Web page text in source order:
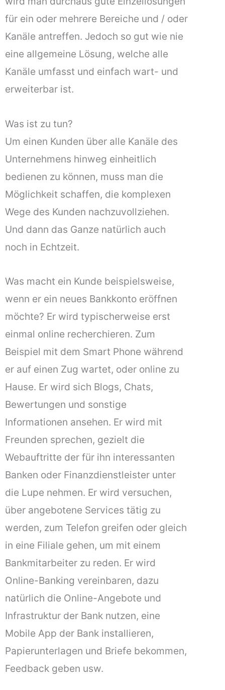
für ein oder mehrere Bereiche und / oder
Kanäle antreffen. Jedoch so gut wie nie
eine allgemeine Lösung, welche alle
Kanäle umfasst und einfach wart- und
erweiterbar ist.
Was ist zu tun?
Um einen Kunden über alle Kanäle des
Unternehmens hinweg einheitlich
bedienen zu können, muss man die
Möglichkeit schaffen, die komplexen
Wege des Kunden nachzuvollziehen.
Und dann das Ganze natürlich auch
noch in Echtzeit.
Was macht ein Kunde beispielsweise,
wenn er ein neues Bankkonto eröffnen
möchte? Er wird typischerweise erst
einmal online recherchieren. Zum
Beispiel mit dem Smart Phone während
er auf einen Zug wartet, oder online zu
Hause. Er wird sich Blogs, Chats,
Bewertungen und sonstige
Informationen ansehen. Er wird mit
Freunden sprechen, gezielt die
Webauftritte der für ihn interessanten
Banken oder Finanzdienstleister unter
die Lupe nehmen. Er wird versuchen,
über angebotene Services tätig zu
werden, zum Telefon greifen oder gleich
in eine Filiale gehen, um mit einem
Bankmitarbeiter zu reden. Er wird
Online-Banking vereinbaren, dazu
natürlich die Online-Angebote und
Infrastruktur der Bank nutzen, eine
Mobile App der Bank installieren,
Papierunterlagen und Briefe bekommen,
Feedback geben usw.